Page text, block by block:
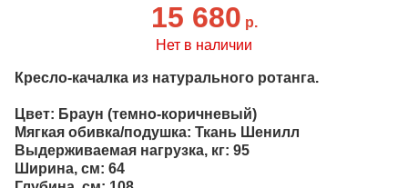
15 680 р.
Нет в наличии
Кресло-качалка из натурального ротанга.
Цвет: Браун (темно-коричневый)
Мягкая обивка/подушка: Ткань Шенилл
Выдерживаемая нагрузка, кг: 95
Ширина, cм: 64